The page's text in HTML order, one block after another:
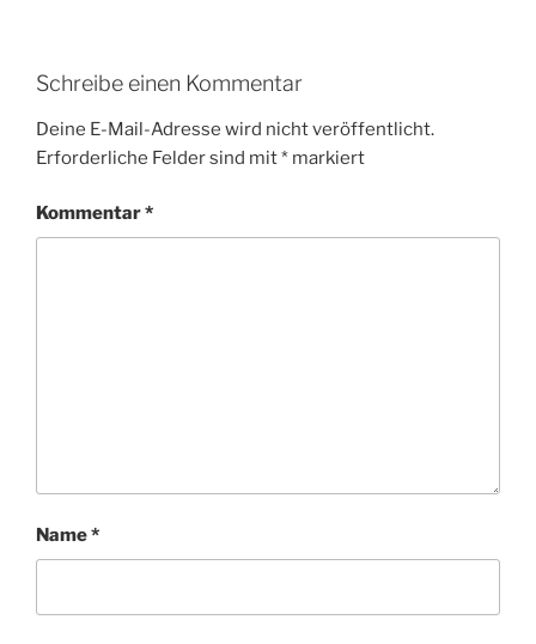
Schreibe einen Kommentar
Deine E-Mail-Adresse wird nicht veröffentlicht.
Erforderliche Felder sind mit* markiert
Kommentar*
Name*